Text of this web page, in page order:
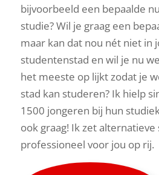
bijvoorbeeld een bepaalde
studie? Wil je graag een
maar kan dat nou nét niet in
studentenstad en wil je nu
het meeste op lijkt zodat je
stad kan studeren? Ik hielp
1500 jongeren bij hun
ook graag! Ik zet alternatieve
professioneel voor jou op rij.